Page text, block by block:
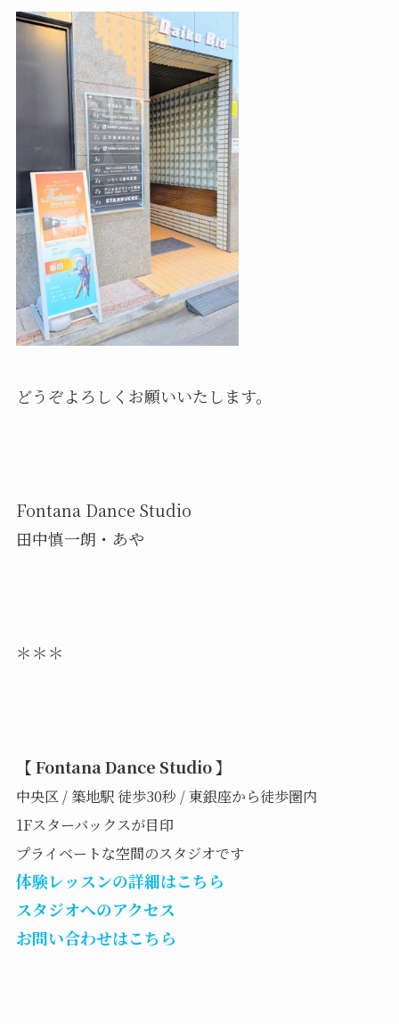
どうぞよろしくお願いいたします。
Fontana Dance Studio
田中慎一朗・あや
＊＊＊
【 Fontana Dance Studio 】
中央区 / 築地駅 徒歩30秒 / 東銀座から徒歩圏内
1Fスターバックスが目印
プライベートな空間のスタジオです
体験レッスンの詳細はこちら
スタジオへのアクセス
お問い合わせはこちら